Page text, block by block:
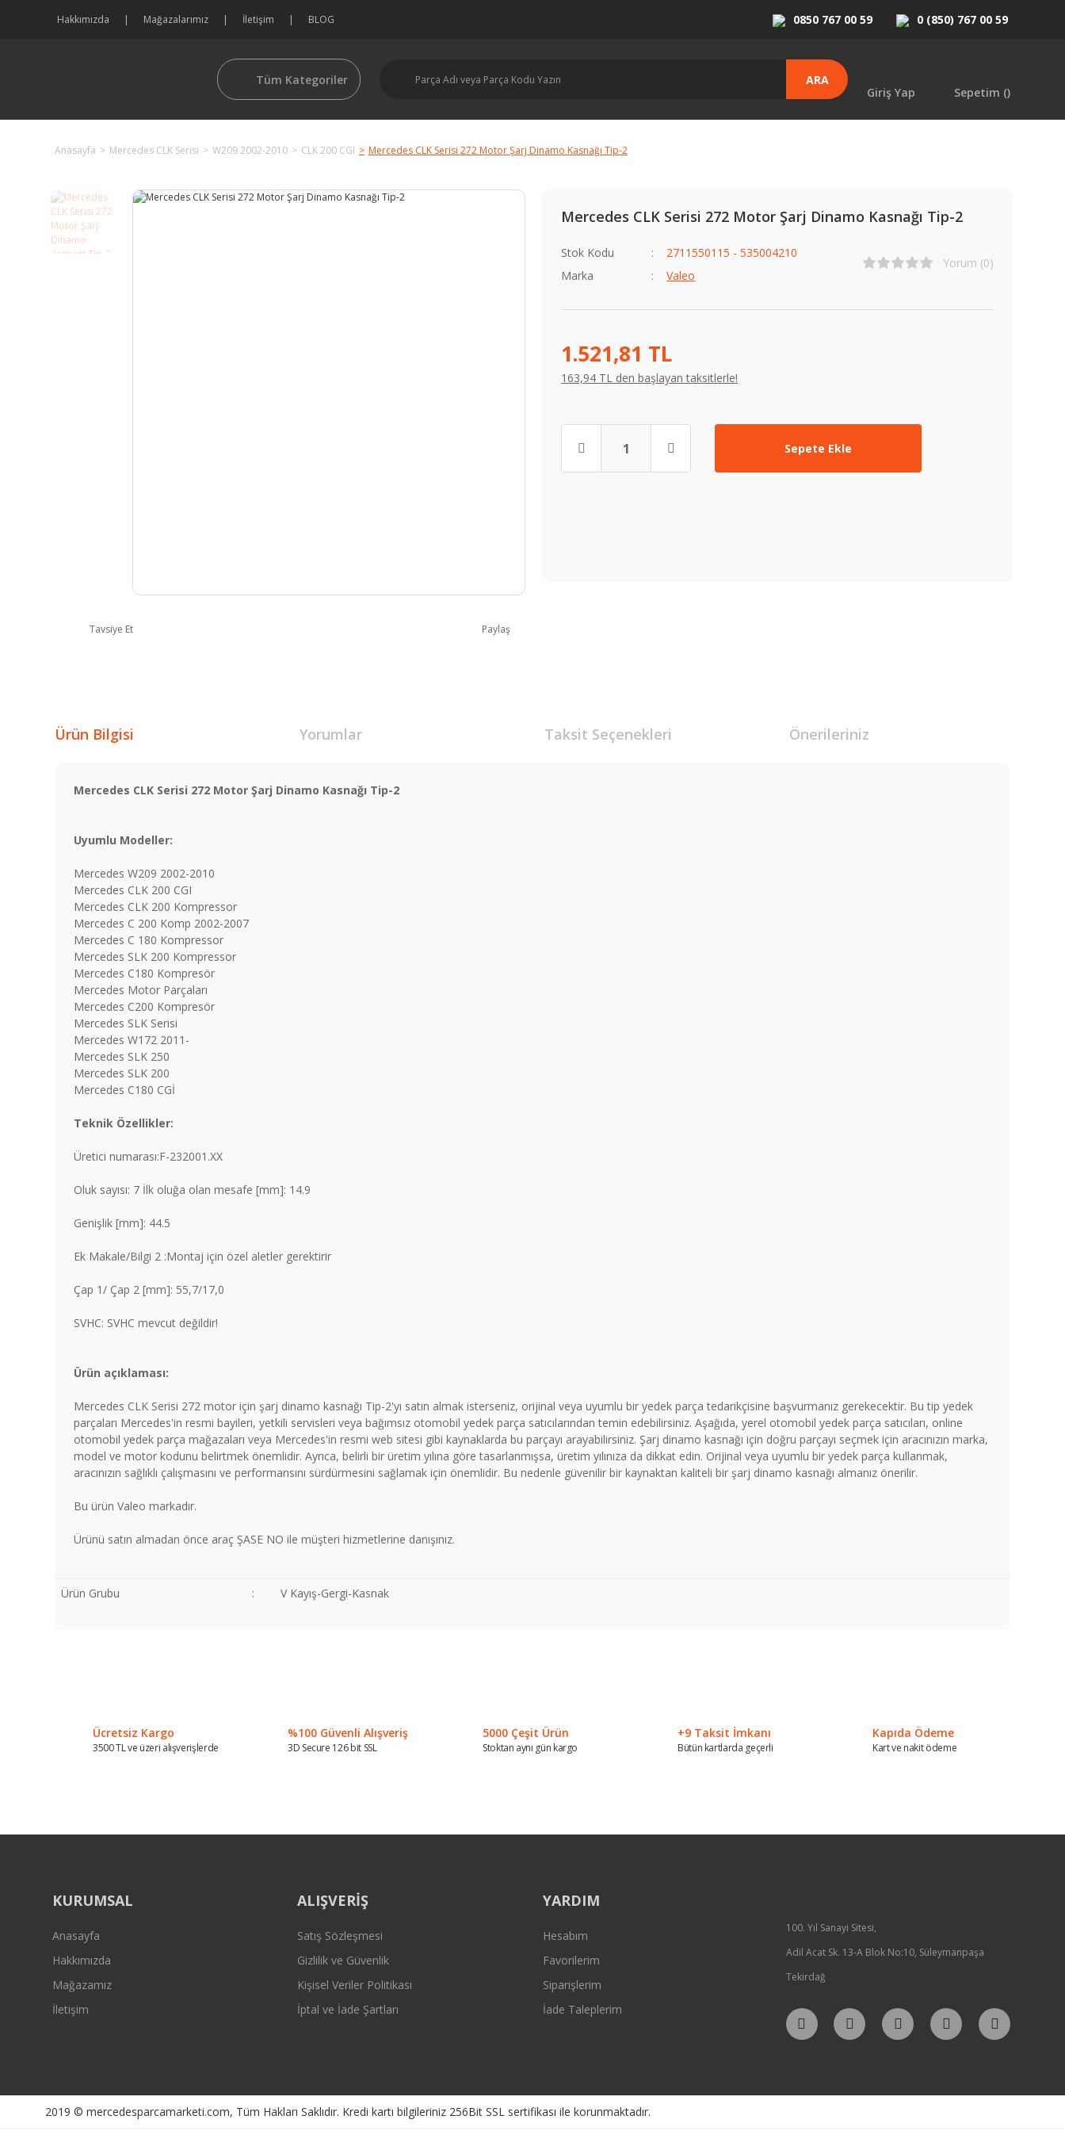
Hakkımızda Mağazalarımız İletişim BLOG 0850 767 00 59 0 (850) 767 00 59
Tüm Kategoriler
ARA
Giriş Yap
Sepetim ()
Anasayfa Mercedes CLK Serisi W209 2002-2010 CLK 200 CGI Mercedes CLK Serisi 272 Motor Şarj Dinamo Kasnağı Tip-2
Tavsiye Et Paylaş
Mercedes CLK Serisi 272 Motor Şarj Dinamo Kasnağı Tip-2
Stok Kodu
2711550115 - 535004210
Marka
Valeo
Yorum (0)
1.521,81 TL
163,94 TL den başlayan taksitlerle!
Sepete Ekle
Ürün Bilgisi Yorumlar Taksit Seçenekleri Önerileriniz
Mercedes CLK Serisi 272 Motor Şarj Dinamo Kasnağı Tip-2
Uyumlu Modeller:
Mercedes W209 2002-2010
Mercedes CLK 200 CGI
Mercedes CLK 200 Kompressor
Mercedes C 200 Komp 2002-2007
Mercedes C 180 Kompressor
Mercedes SLK 200 Kompressor
Mercedes C180 Kompresör
Mercedes Motor Parçaları
Mercedes C200 Kompresör
Mercedes SLK Serisi
Mercedes W172 2011-
Mercedes SLK 250
Mercedes SLK 200
Mercedes C180 CGİ
Teknik Özellikler:
Üretici numarası:F-232001.XX
Oluk sayısı: 7 İlk oluğa olan mesafe [mm]: 14.9
Genişlik [mm]: 44.5
Ek Makale/Bilgi 2 :Montaj için özel aletler gerektirir
Çap 1/ Çap 2 [mm]: 55,7/17,0
SVHC: SVHC mevcut değildir!
Ürün açıklaması:
Mercedes CLK Serisi 272 motor için şarj dinamo kasnağı Tip-2'yı satın almak isterseniz, orijinal veya uyumlu bir yedek parça tedarikçisine başvurmanız gerekecektir. Bu tip yedek
parçaları Mercedes'in resmi bayileri, yetkili servisleri veya bağımsız otomobil yedek parça satıcılarından temin edebilirsiniz. Aşağıda, yerel otomobil yedek parça satıcıları, online
otomobil yedek parça mağazaları veya Mercedes'in resmi web sitesi gibi kaynaklarda bu parçayı arayabilirsiniz. Şarj dinamo kasnağı için doğru parçayı seçmek için aracınızın marka,
model ve motor kodunu belirtmek önemlidir. Ayrıca, belirli bir üretim yılına göre tasarlanmışsa, üretim yılınıza da dikkat edin. Orijinal veya uyumlu bir yedek parça kullanmak,
aracınızın sağlıklı çalışmasını ve performansını sürdürmesini sağlamak için önemlidir. Bu nedenle güvenilir bir kaynaktan kaliteli bir şarj dinamo kasnağı almanız önerilir.
Bu ürün Valeo markadır.
Ürünü satın almadan önce araç ŞASE NO ile müşteri hizmetlerine danışınız.
Ürün Grubu : V Kayış-Gergi-Kasnak
Ürün açıklamasında eksik bilgiler bulunuyor.
Ürün bilgilerinde hatalar bulunuyor.
Gönder
Ücretsiz Kargo
3500 TL ve üzeri alışverişlerde
%100 Güvenli Alışveriş
3D Secure 126 bit SSL
5000 Çeşit Ürün
Stoktan aynı gün kargo
+9 Taksit İmkanı
Bütün kartlarda geçerli
Kapıda Ödeme
Kart ve nakit ödeme
KURUMSAL
Anasayfa
Hakkımızda
Mağazamız
İletişim
ALIŞVERİŞ
Satış Sözleşmesi
Gizlilik ve Güvenlik
Kişisel Veriler Politikası
İptal ve İade Şartları
YARDIM
Hesabım
Favorilerim
Siparişlerim
İade Taleplerim
100. Yıl Sanayi Sitesi,
Adil Acat Sk. 13-A Blok No:10, Süleymanpaşa
Tekirdağ
2019 © mercedesparcamarketi.com, Tüm Hakları Saklıdır. Kredi kartı bilgileriniz 256Bit SSL sertifikası ile korunmaktadır.